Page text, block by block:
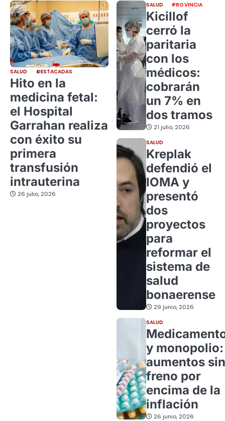
SALUD DESTACADAS
Hito en la
medicina fetal:
el Hospital
Garrahan realiza
con éxito su
primera
transfusión
intrauterina
26 julio, 2026
SALUD PROVINCIA
Kicillof
cerró la
paritaria
con los
médicos:
cobrarán
un 7% en
dos tramos
21 julio, 2026
SALUD
Kreplak
defendió el
IOMA y
presentó
dos
proyectos
para
reformar el
sistema de
salud
bonaerense
29 junio, 2026
SALUD
y monopolio:
aumentos sin
freno por
encima de la
inflación
26 junio, 2026